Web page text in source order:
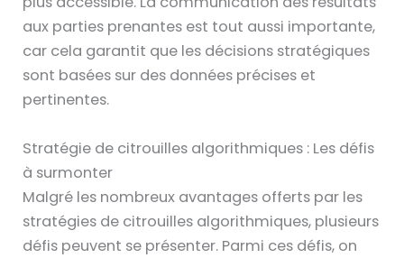
aux parties prenantes est tout aussi importante,
car cela garantit que les décisions stratégiques
sont basées sur des données précises et
pertinentes.
Stratégie de citrouilles algorithmiques : Les défis
à surmonter
Malgré les nombreux avantages offerts par les
stratégies de citrouilles algorithmiques, plusieurs
défis peuvent se présenter. Parmi ces défis, on